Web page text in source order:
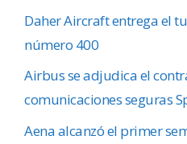
Daher Aircraft entrega el
número 400
Airbus se adjudica el
comunicaciones seguras
Aena alcanzó el primer